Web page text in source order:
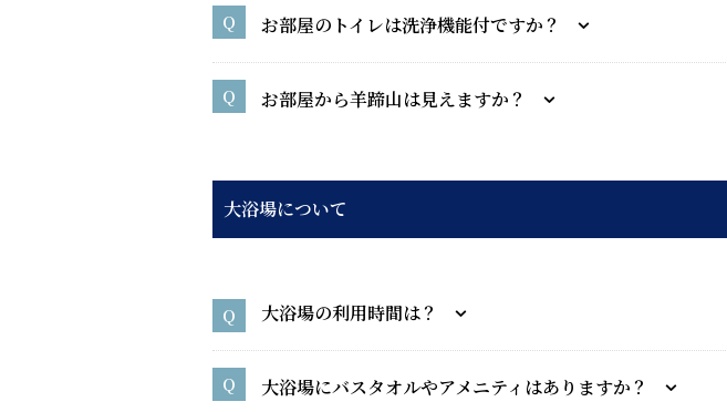
お部屋のトイレは洗浄機能付ですか？
お部屋から羊蹄山は見えますか？
大浴場について
大浴場の利用時間は？
大浴場にバスタオルやアメニティはありますか？